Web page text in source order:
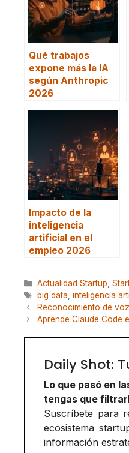
Qué trabajos
expone más la IA
según Anthropic
2026
Impacto de la
inteligencia
artificial en el
empleo 2026
Categorías
Actualidad Startup
Etiquetas
big data inteligencia
Reconocimiento de
Aprende Claude Code
Daily Shot:
Lo que pasó en
tengas que
Suscríbete para
ecosistema
información